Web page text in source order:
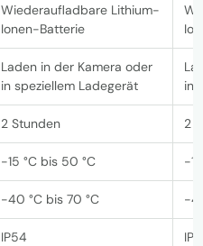
Wiederaufladbare Lithium-
Ionen-Batterie
Laden in der Kamera oder
in speziellem Ladegerät
in
2 Stunden 2
-15 °C bis 50 °C -
-40 °C bis 70 °C -
IP54